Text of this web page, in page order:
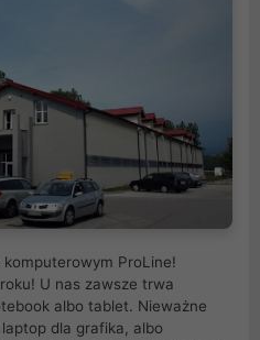
ProLine!
U nas zawsze trwa
albo tablet. Nieważne
dla grafika, albo